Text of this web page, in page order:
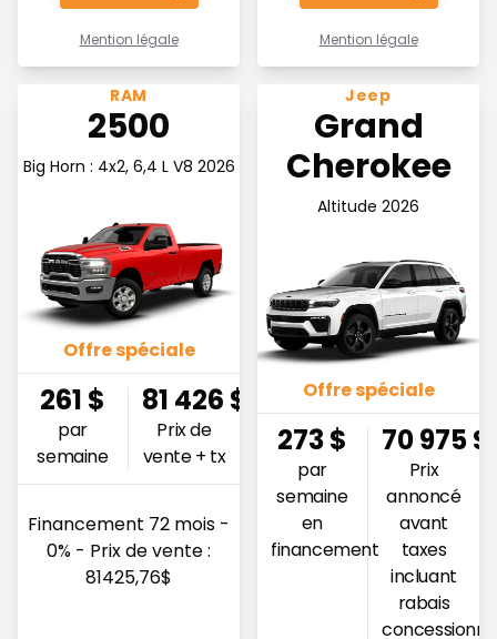
Mention légale Mention légale
Voir l'offre 260.98$ par semaine
RAM
2500
Big Horn : 4x2, 6,4 L V8 2026
Offre spéciale
261 $
par
semaine
81 426 $
Prix de
vente + tx
Financement 72 mois -
0% - Prix de vente :
81425,76$
Voir l'offre 273.27$ par
Jeep
Grand
Cherokee
Altitude 2026
Offre spéciale
273$
par
semaine
en
financement
70 975$
Prix
annoncé
avant
taxes
incluant
rabais